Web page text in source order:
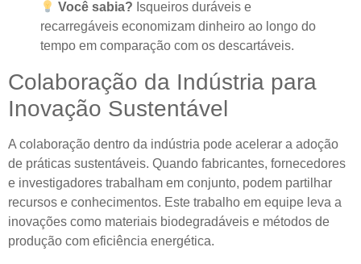
Você sabia? Isqueiros duráveis ​​e
recarregáveis ​​economizam dinheiro ao longo do
tempo em comparação com os descartáveis.
Colaboração da Indústria para
Inovação Sustentável
A colaboração dentro da indústria pode acelerar a adoção
de práticas sustentáveis. Quando fabricantes, fornecedores
e investigadores trabalham em conjunto, podem partilhar
recursos e conhecimentos. Este trabalho em equipe leva a
inovações como materiais biodegradáveis ​​e métodos de
produção com eficiência energética.